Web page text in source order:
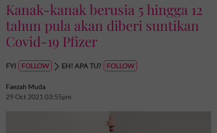
Kanak-kanak berusia 5 hingga 12
tahun pula akan diberi suntikan
Covid-19 Pfizer
FYI EH! APA TU?
Faezah Muda
29 Oct 2021 03:55pm